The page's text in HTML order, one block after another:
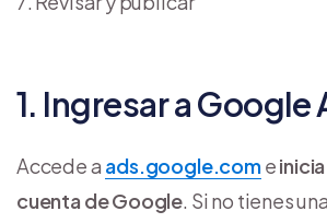
1. Ingresar a Google
Accede a ads.google.come
cuenta de Google. Si no tienes